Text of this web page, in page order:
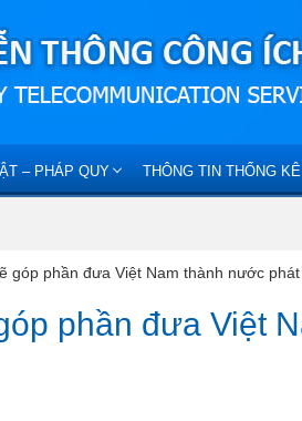
– PHÁP QUY THÔNG TIN THỐNG KÊ
góp phần đưa Việt Nam thành nước
phần đưa Việt